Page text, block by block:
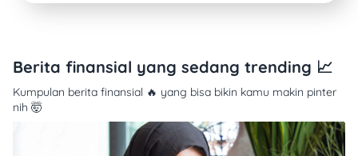
Berita finansial yang sedang trending 📈
Kumpulan berita finansial 🔥 yang bisa bikin kamu makin pinter
nih 🤯